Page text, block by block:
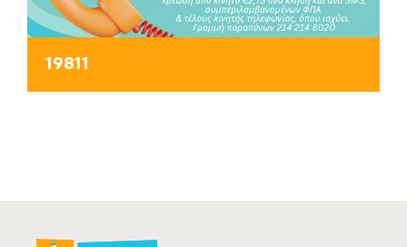
19811